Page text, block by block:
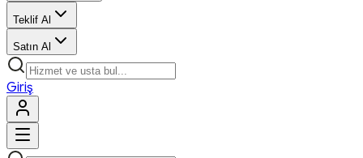
Teklif Al
Satın Al
Giriş